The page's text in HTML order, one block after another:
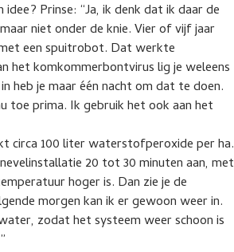
Prinse: “Ja, ik denk dat ik daar de
niet onder de knie. Vier of vijf jaar
een spuitrobot. Dat werkte
het komkommerbontvirus lig je weleens
heb je maar één nacht om dat te doen.
toe prima. Ik gebruik het ook aan het
circa 100 liter waterstofperoxide per ha.
20 tot 30 minuten aan, met
hoger is. Dan zie je de
morgen kan ik er gewoon weer in.
zodat het systeem weer schoon is